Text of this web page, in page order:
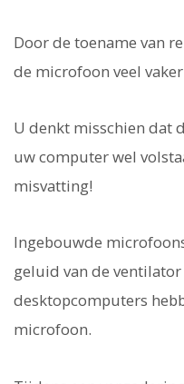
Door de toename van
de microfoon veel
U denkt misschien dat
uw computer wel
misvatting!
Ingebouwde
geluid van de
desktopcomputers
microfoon.